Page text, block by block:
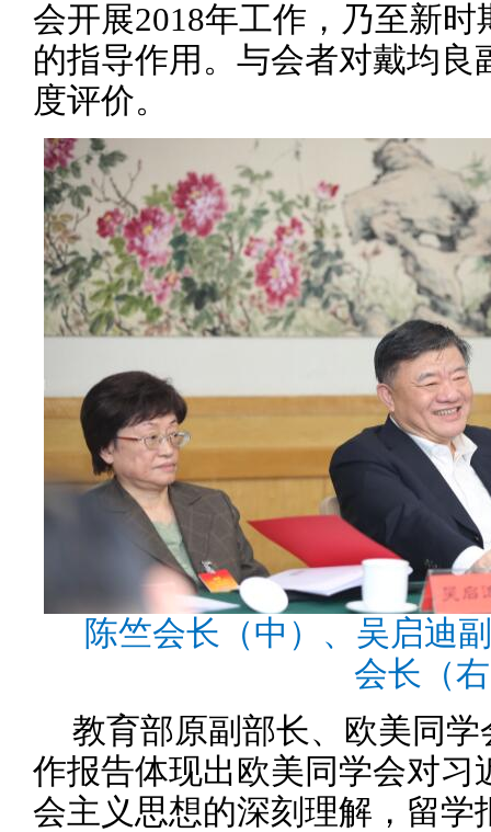
会开展2018年工作，乃至新
的指导作用。与会者对戴均良
度评价。
陈竺会长（中）、吴启迪
会长（
教育部原副部长、欧美同
作报告体现出欧美同学会对习
会主义思想的深刻理解，留学